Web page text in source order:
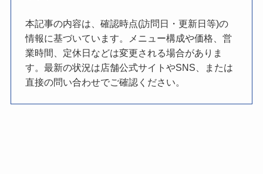
本記事の内容は、確認時点(訪問日・更新日等)の
情報に基づいています。メニュー構成や価格、営
業時間、定休日などは変更される場合がありま
す。最新の状況は店舗公式サイトやSNS、または
直接の問い合わせでご確認ください。